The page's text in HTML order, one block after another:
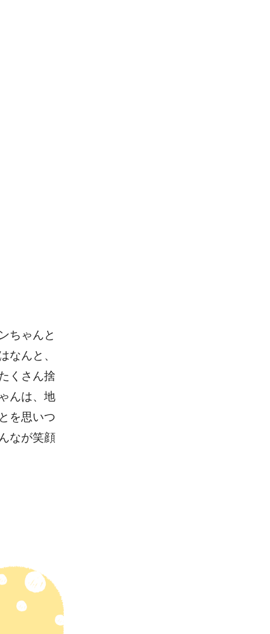
ちゃんと
なんと、
くさん捨
んは、地
を思いつ
なが笑顔